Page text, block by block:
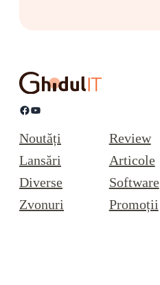
Facebook YouTube
Noutăți
Lansări
Diverse
Zvonuri
Review
Articole
Software
Promoții